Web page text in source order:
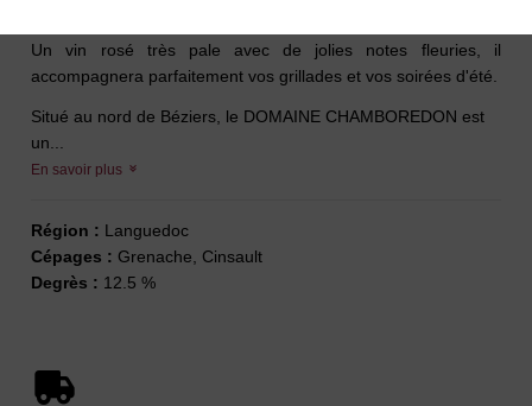
Un vin rosé très pale avec de jolies notes fleuries, il
accompagnera parfaitement vos grillades et vos soirées d'été.
Situé au nord de Béziers, le DOMAINE CHAMBOREDON est
un...
En savoir plus
Région : Languedoc
Cépages : Grenache, Cinsault
Degrès : 12.5 %